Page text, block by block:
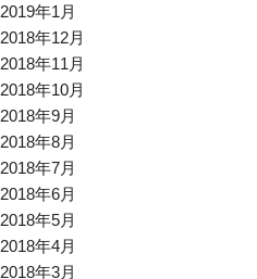
2019年1月
2018年12月
2018年11月
2018年10月
2018年9月
2018年8月
2018年7月
2018年6月
2018年5月
2018年4月
2018年3月